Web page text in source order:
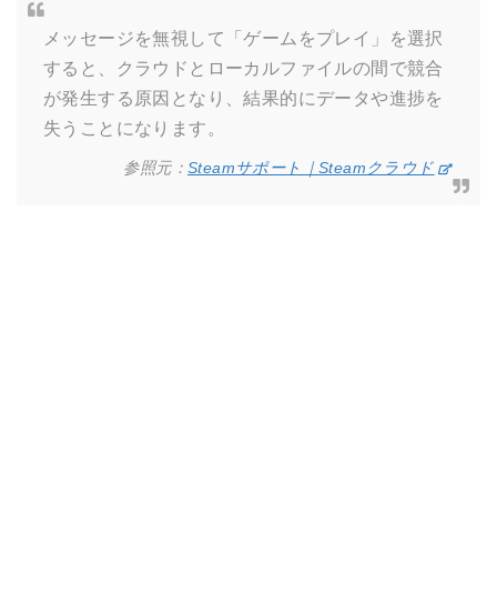
メッセージを無視して「ゲームをプレイ」を選択
すると、クラウドとローカルファイルの間で競合
が発生する原因となり、結果的にデータや進捗を
失うことになります。
参照元： Steamサポート｜Steamクラウド